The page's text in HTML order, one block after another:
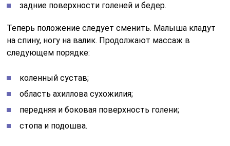
задние поверхности голеней и бедер.
Теперь положение следует сменить. Малыша кладут
на спину, ногу на валик. Продолжают массаж в
следующем порядке:
коленный сустав;
область ахиллова сухожилия;
передняя и боковая поверхность голени;
стопа и подошва.